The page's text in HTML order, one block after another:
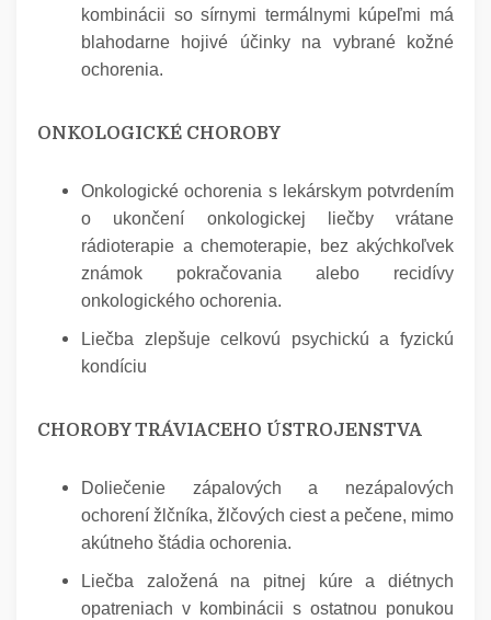
kombinácii so sírnymi termálnymi kúpeľmi má
blahodarne hojivé účinky na vybrané kožné
ochorenia.
ONKOLOGICKÉ CHOROBY
Onkologické ochorenia s lekárskym potvrdením
o ukončení onkologickej liečby vrátane
rádioterapie a chemoterapie, bez akýchkoľvek
známok pokračovania alebo recidívy
onkologického ochorenia.
Liečba zlepšuje celkovú psychickú a fyzickú
kondíciu
CHOROBY TRÁVIACEHO ÚSTROJENSTVA
Doliečenie zápalových a nezápalových
ochorení žlčníka, žlčových ciest a pečene, mimo
akútneho štádia ochorenia.
Liečba založená na pitnej kúre a diétnych
opatreniach v kombinácii s ostatnou ponukou